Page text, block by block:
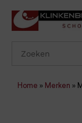
Home » Merken »